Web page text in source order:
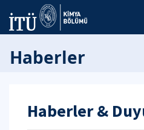
Haberler
Haberler &